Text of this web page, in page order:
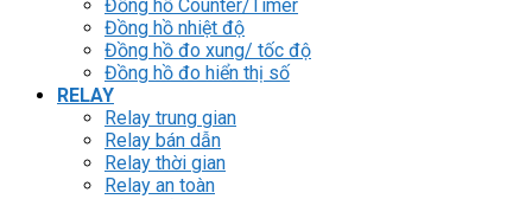
Đồng hồ Counter/Timer
Đồng hồ nhiệt độ
Đồng hồ đo xung/ tốc độ
Đồng hồ đo hiển thị số
RELAY
Relay trung gian
Relay bán dẫn
Relay thời gian
Relay an toàn